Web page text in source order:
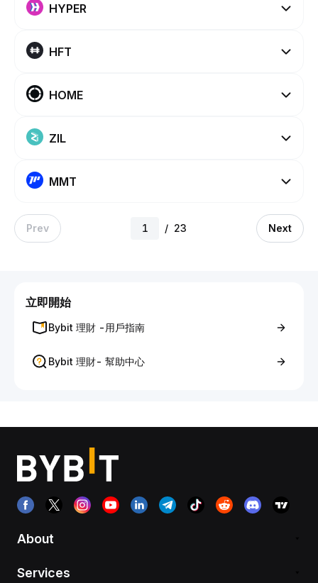
HYPER
HFT
HOME
ZIL
MMT
Prev / 23 Next
立即開始
Bybit 理財 -用戶指南
Bybit 理財- 幫助中心
About
Services